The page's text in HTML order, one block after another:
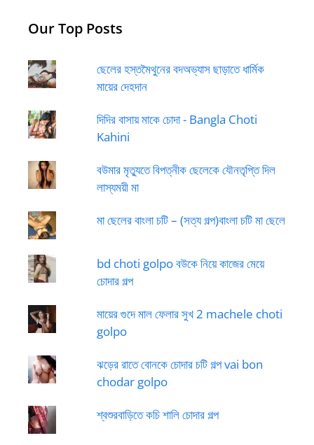
Our Top Posts
ছেলের হস্তমৈথুনের বদঅভ্যাস ছাড়াতে ধার্মিক
মায়ের দেহদান
দিদির বাসায় মাকে চোদা - Bangla Choti
Kahini
বউমার মৃত্যুতে বিপত্নীক ছেলেকে যৌনতৃপ্তি দিল
লাস্যময়ী মা
মা ছেলের বাংলা চটি – (সত্য গল্প)বাংলা চটি মা ছেলে
bd choti golpo বউকে নিয়ে কাজের মেয়ে
চোদার গল্প
মায়ের গুদে মাল ফেলার সুখ 2 machele choti
golpo
ঝড়ের রাতে বোনকে চোদার চটি গল্প vai bon
chodar golpo
শ্বশুরবাড়িতে কচি শালি চোদার গল্প